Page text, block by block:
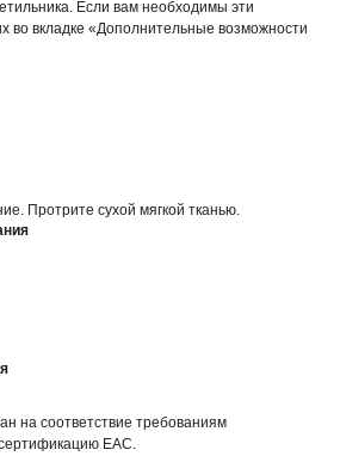
Если вам необходимы эти
во вкладке «Дополнительные возможности
Протрите сухой мягкой тканью.
на соответствие требованиям
EAC.
WOODLED. Все права
конфиденциальности